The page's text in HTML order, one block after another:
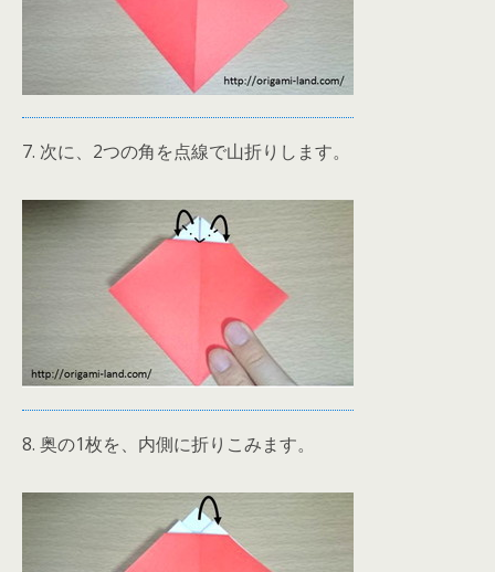
7. 次に、2つの角を点線で山折りします。
8. 奥の1枚を、内側に折りこみます。